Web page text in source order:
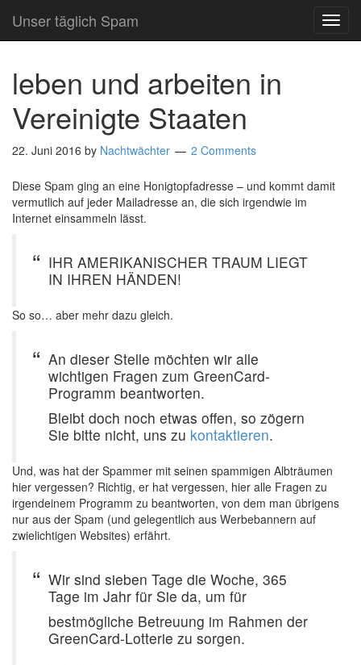
Unser täglich Spam
leben und arbeiten in
Vereinigte Staaten
22. Juni 2016 by Nachtwächter 2 Comments
Diese Spam ging an eine Honigtopfadresse – und kommt damit
vermutlich auf jeder Mailadresse an, die sich irgendwie im
Internet einsammeln lässt.
IHR AMERIKANISCHER TRAUM LIEGT
IN IHREN HÄNDEN!
So so… aber mehr dazu gleich.
An dieser Stelle möchten wir alle
wichtigen Fragen zum GreenCard-
Programm beantworten.
Bleibt doch noch etwas offen, so zögern
Sie bitte nicht, uns zu kontaktieren.
Und, was hat der Spammer mit seinen spammigen Albträumen
hier vergessen? Richtig, er hat vergessen, hier alle Fragen zu
irgendeinem Programm zu beantworten, von dem man übrigens
nur aus der Spam (und gelegentlich aus Werbebannern auf
zwielichtigen Websites) erfährt.
Wir sind sieben Tage die Woche, 365
Tage im Jahr für Sie da, um für
bestmögliche Betreuung im Rahmen der
GreenCard-Lotterie zu sorgen.